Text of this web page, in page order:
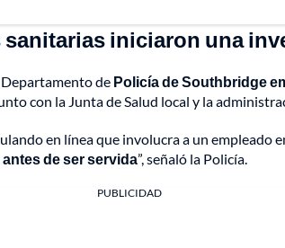
iniciaron una
de Policía de Southbridge
con la Junta de Salud local y la
en línea que involucra a un empleado
de ser servida”, señaló la Policía.
PUBLICIDAD